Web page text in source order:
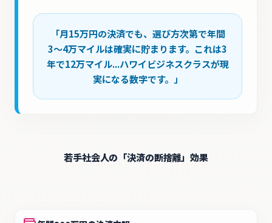
「月15万円の決済でも、選び方次第で年間
3〜4万マイルは確実に貯まります。これは3
年で12万マイル...ハワイビジネスクラスが現
実になる数字です。」
若手社会人の「決済の断捨離」効果